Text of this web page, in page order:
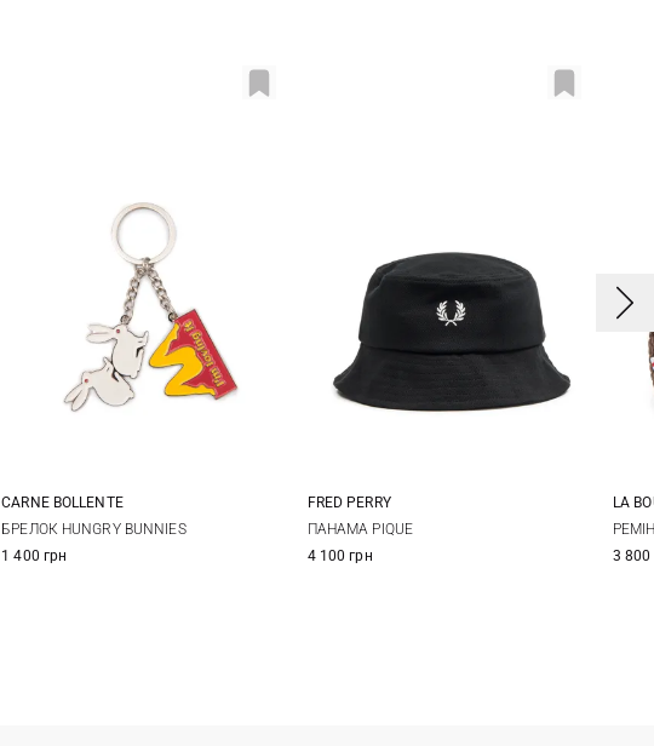
One size
CARNE BOLLENTE
БРЕЛОК HUNGRY BUNNIES
1 400 грн
S M
FRED PERRY
ПАНАМА PIQUE
4 100 грн
S
LA
3 800